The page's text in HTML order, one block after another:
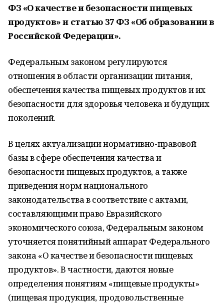
ФЗ «О качестве и безопасности пищевых
продуктов» и статью 37 ФЗ «Об образовании в
Российской Федерации».
Федеральным законом регулируются
отношения в области организации питания,
обеспечения качества пищевых продуктов и их
безопасности для здоровья человека и будущих
поколений.
В целях актуализации нормативно-правовой
базы в сфере обеспечения качества и
безопасности пищевых продуктов, а также
приведения норм национального
законодательства в соответствие с актами,
составляющими право Евразийского
экономического союза, Федеральным законом
уточняется понятийный аппарат Федерального
закона «О качестве и безопасности пищевых
продуктов». В частности, даются новые
определения понятиям «пищевые продукты»
(пищевая продукция, продовольственные